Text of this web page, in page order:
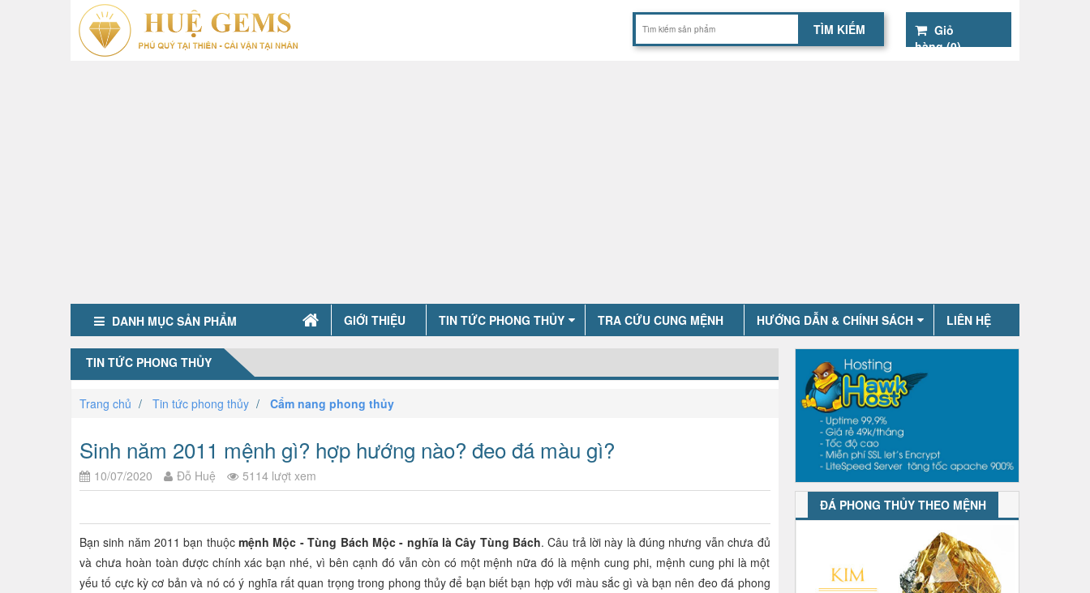
Giỏ
hàng (0)
DANH MỤC SẢN PHẨM GIỚI THIỆU TIN TỨC PHONG THỦY TRA CỨU CUNG MỆNH HƯỚNG DẪN & CHÍNH SÁCH LIÊN HỆ
TIN TỨC PHONG THỦY
Trang chủ Tin tức phong thủy Cẩm nang phong thủy
Sinh năm 2011 mệnh gì? hợp hướng nào? đeo đá màu gì?
10/07/2020 Đỗ Huệ 5114 lượt xem
Bạn sinh năm 2011 bạn thuộcmệnh Mộc - Tùng Bách Mộc - nghĩa là Cây Tùng Bách. Câu trả lời này là đúng nhưng vẫn chưa đủ
và chưa hoàn toàn được chính xác bạn nhé, vì bên cạnh đó vẫn còn có một mệnh nữa đó là mệnh cung phi, mệnh cung phi là một
yếu tố cực kỳ cơ bản và nó có ý nghĩa rất quan trọng trong phong thủy để bạn biết bạn hợp với màu sắc gì và bạn nên đeo đá phong
ĐÁ PHONG THỦY THEO MỆNH